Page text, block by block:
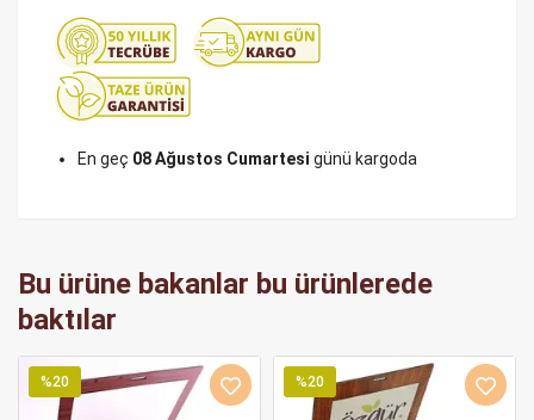
En geç 08 Ağustos Cumartesi günü kargoda
Bu ürüne bakanlar bu ürünlerede
baktılar
%20 %20